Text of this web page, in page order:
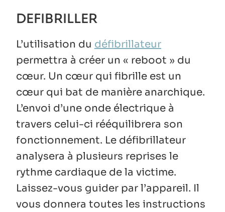
DEFIBRILLER
L’utilisation du défibrillateur
permettra à créer un « reboot » du
cœur. Un cœur qui fibrille est un
cœur qui bat de manière anarchique.
L’envoi d’une onde électrique à
travers celui-ci rééquilibrera son
fonctionnement. Le défibrillateur
analysera à plusieurs reprises le
rythme cardiaque de la victime.
Laissez-vous guider par l’appareil. Il
vous donnera toutes les instructions